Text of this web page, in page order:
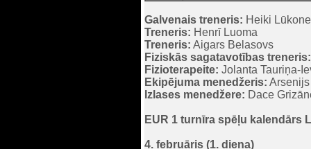
Galvenais treneris: Heiki
Treneris: Henrī Luoma
Treneris: Aigars Belasovs
Fiziskās sagatavotības treneris:
Fizioterapeite: Jolanta Tauriņa-
Ekipējuma menedžeris:
Izlases menedžere: Dace
EUR 1 turnīra spēļu kalendārs
4. februāris (1. diena)